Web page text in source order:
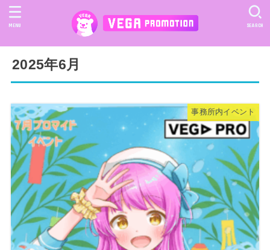
SEARCH
MENU
2025年6月
事務所内イベント